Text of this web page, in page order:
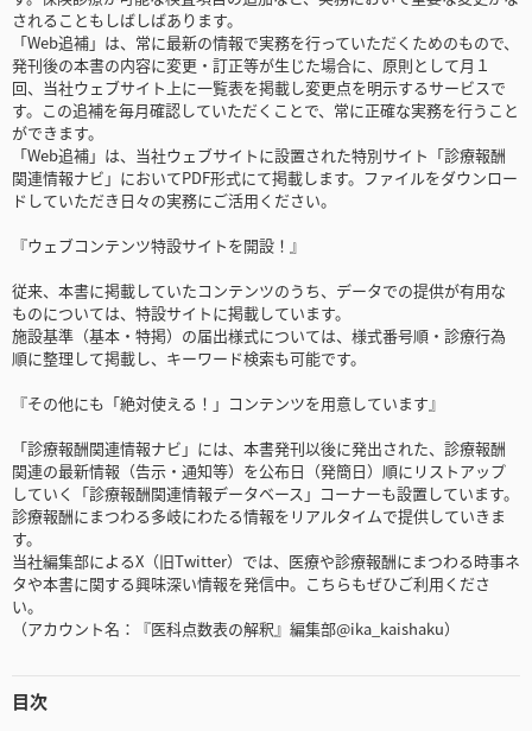
されることもしばしばあります。
「Web追補」は、常に最新の情報で実務を行っていただくためのもので、
発刊後の本書の内容に変更・訂正等が生じた場合に、原則として月１
回、当社ウェブサイト上に一覧表を掲載し変更点を明示するサービスで
す。この追補を毎月確認していただくことで、常に正確な実務を行うこと
ができます。
「Web追補」は、当社ウェブサイトに設置された特別サイト「診療報酬
関連情報ナビ」においてPDF形式にて掲載します。ファイルをダウンロー
ドしていただき日々の実務にご活用ください。
『ウェブコンテンツ特設サイトを開設！』
従来、本書に掲載していたコンテンツのうち、データでの提供が有用な
ものについては、特設サイトに掲載しています。
施設基準（基本・特掲）の届出様式については、様式番号順・診療行為
順に整理して掲載し、キーワード検索も可能です。
『その他にも「絶対使える！」コンテンツを用意しています』
「診療報酬関連情報ナビ」には、本書発刊以後に発出された、診療報酬
関連の最新情報（告示・通知等）を公布日（発簡日）順にリストアップ
していく「診療報酬関連情報データベース」コーナーも設置しています。
診療報酬にまつわる多岐にわたる情報をリアルタイムで提供していきま
す。
当社編集部によるX（旧Twitter）では、医療や診療報酬にまつわる時事ネ
タや本書に関する興味深い情報を発信中。こちらもぜひご利用くださ
い。
（アカウント名：『医科点数表の解釈』編集部@ika_kaishaku）
目次